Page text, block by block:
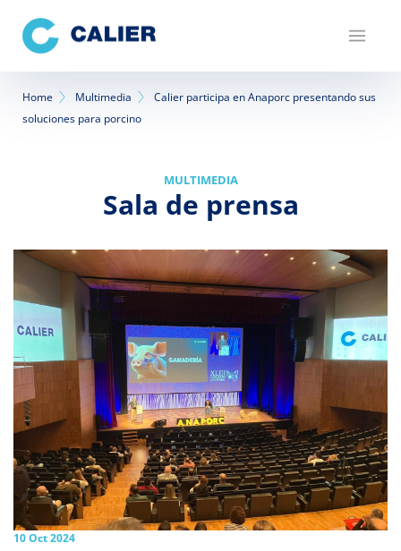
contenido
principal
Sobrescribir
enlaces
la
navegación
Home Multimedia
Calier participa en Anaporc presentando sus
soluciones para porcino
MULTIMEDIA
Sala de prensa
10 Oct 2024